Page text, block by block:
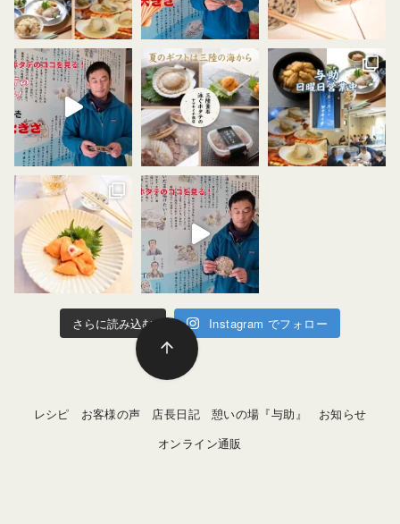
さらに読み込む Instagram でフォロー
レシピ お客様の声 店長日記 憩いの場『与助』
お知らせ
オンライン通販